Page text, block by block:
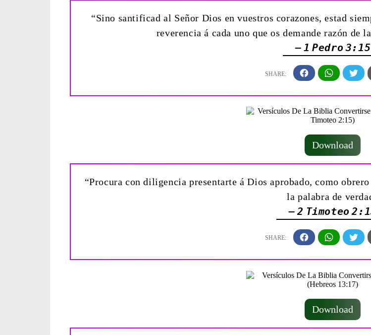
“Sino santificad al Señor Dios en vuestros corazones, estad
reverencia á cada uno que os demande razón de
— 1 Pedro 3:15
Download
“Procura con diligencia presentarte á Dios aprobado, como
la palabra de
— 2 Timoteo
Download